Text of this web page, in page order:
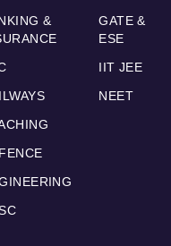
&
GATE &
ESE
IIT JEE
NEET